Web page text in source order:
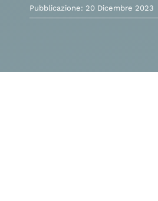
Pubblicazione: 20 Dicembre 2023